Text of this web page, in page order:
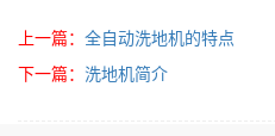
上一篇： 全自动洗地机的特点
下一篇： 洗地机简介